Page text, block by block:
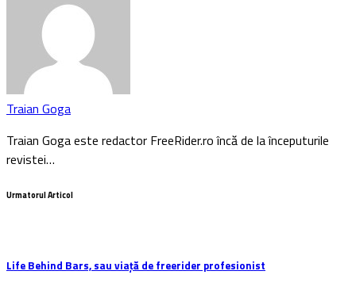
Traian Goga
Traian Goga este redactor FreeRider.ro încă de la începuturile
revistei…
Urmatorul Articol
Life Behind Bars, sau viață de freerider profesionist